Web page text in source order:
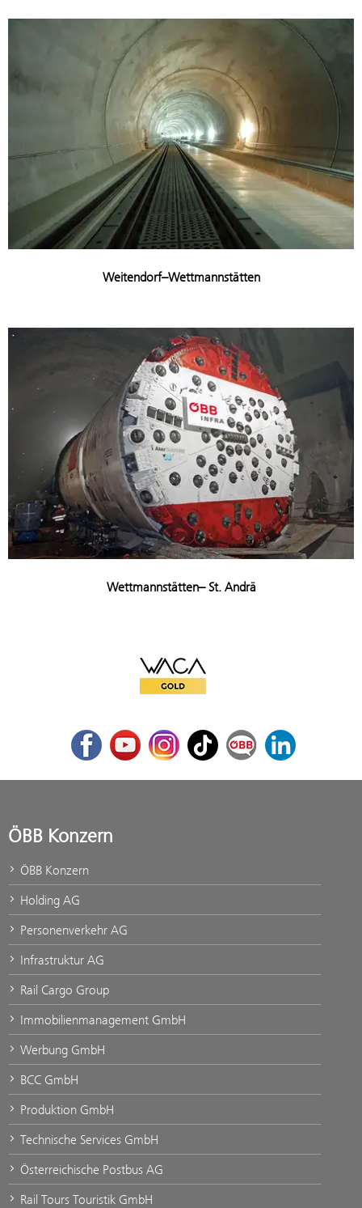
Weitendorf–Wettmannstätten
Wettmannstätten– St. Andrä
WACA Gold
FacebookYoutubeInstagram
TikTok ÖBB Corporate Blog
LinkedIn
ÖBB Konzern
ÖBB Konzern
Holding AG
Personenverkehr AG
Infrastruktur AG
Rail Cargo Group
Immobilienmanagement GmbH
Werbung GmbH
BCC GmbH
Produktion GmbH
Technische Services GmbH
Österreichische Postbus AG
Rail Tours Touristik GmbH